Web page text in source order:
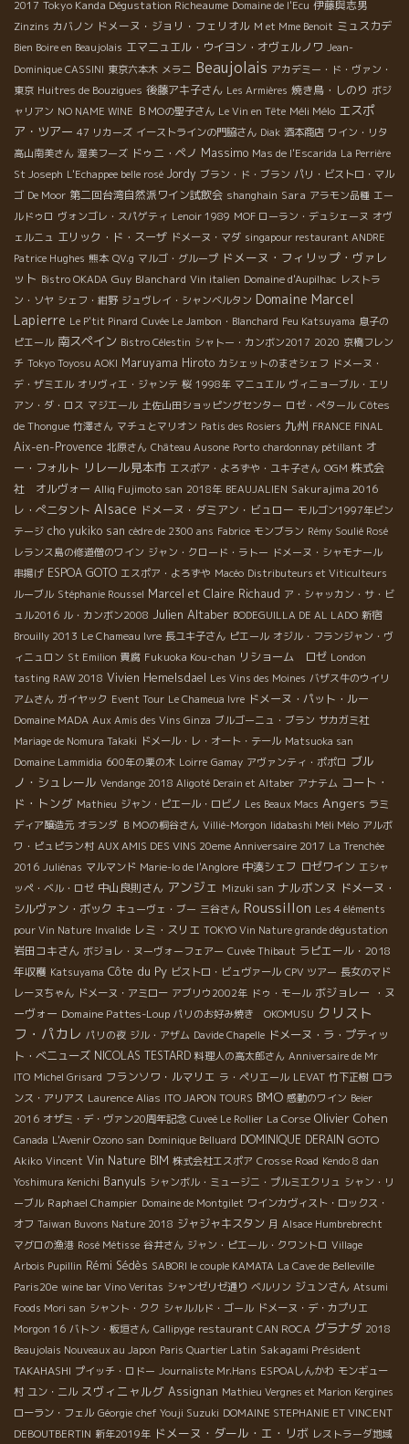
2017 Tokyo Kanda Dégustation Richeaume Domaine de l'Ecu 伊藤與志男
Zinzins カバノン ドメーヌ・ジョリ・フェリオル M et Mme Benoit ミュスカデ
Bien Boire en Beaujolais エマニュエル・ウイヨン・オヴェルノワ Jean-
Dominique CASSINI 東京六本木 メラニ Beaujolais アカデミー・ド・ヴァン・
東京 Huitres de Bouzigues 後藤アキ子さん Les Armières 焼き鳥・しのり ボジ
ャリアン NO NAME WINE ＢＭОの聖子さん Le Vin en Tête Méli Mélo エスポ
ア・ツアー 47 リカーズ イーストラインの門脇さん Diak 酒本商店 ワイン・リタ
高山南美さん 渥美フーズ ドゥニ・ペノ Massimo Mas de l'Escarida La Perrière
St Joseph L'Echappee belle rosé Jordy ブラン・ド・ブラン パリ・ビストロ・マル
ゴ De Moor 第二回台湾自然派ワイン試飲会 shanghain Sara アラモン品種 エー
ルドゥロ ヴォンゴレ・スパゲティ Lenoir 1989 MOF ローラン・デュシェーヌ オヴ
ェルニュ エリック・ド・スーザ ドメーヌ・マダ singapour restaurant ANDRE
Patrice Hughes 熊本 QV.g マルゴ・グループ ドメーヌ・フィリップ・ヴァレ
ット Bistro OKADA Guy Blanchard Vin italien Domaine d'Aupilhac レストラ
ン・ソヤ シェフ・紺野 ジュヴレイ・シャンベルタン Domaine Marcel
Lapierre Le P'tit Pinard Cuvée Le Jambon・Blanchard Feu Katsuyama 息子の
ピエール 南スペイン Bistro Célestin シャトー・カンボン2017 2020 京橋フレン
チ Tokyo Toyosu AOKI Maruyama Hiroto カシェットのまさシェフ ドメーヌ・
デ・ザミエル オリヴィエ・ジャンテ 桜 1998年 マニュエル ヴィニョーブル・エリ
アン・ダ・ロス マジエール 土佐山田ショッピングセンター ロゼ・ぺタール Côtes
de Thongue 竹澤さん マチュとマリオン Patis des Rosiers 九州 FRANCE FINAL
Aix-en-Provence 北原さん Château Ausone Porto chardonnay pétillant オ
ー・フォルト リレール見本市 エスポア・よろずや・ユキ子さん OGM 株式会
社 オルヴォー Alliq Fujimoto san 2018年 BEAUJALIEN Sakurajima 2016
レ・ぺニタント Alsace ドメーヌ・ダミアン・ビュロー モルゴン1997年ビン
テージ cho yukiko san cèdre de 2300 ans Fabrice モンブラン Rémy Soulié Rosé
レランス島の修道僧のワイン ジャン・クロード・ラトー ドメーヌ・シャモナール
串揚げ ESPOA GOTO エスポア・よろずや Macéo Distributeurs et Viticulteurs
ルーブル Stéphanie Roussel Marcel et Claire Richaud ア・シャッカン・サ・ビ
ュル2016 ル・カンボン2008 Julien Altaber BODEGUILLA DE AL LADO 新宿
Brouilly 2013 Le Chameau Ivre 長ユキ子さん ピエール オジル・フランジャン・ヴ
ィニュロン St Emilion 貴腐 Fukuoka Kou-chan リショーム ロゼ London
tasting RAW 2018 Vivien Hemelsdael Les Vins des Moines バザス牛のウイリ
アムさん ガイヤック Event Tour Le Chameua Ivre ドメーヌ・パット・ルー
Domaine MADA Aux Amis des Vins Ginza ブルゴーニュ・ブラン サカガミ社
Mariage de Nomura Takaki ドメール・レ・オート・テール Matsuoka san
Domaine Lammidia 600年の栗の木 Loirre Gamay アヴァンティ・ポポロ ブル
ノ・シュレール Vendange 2018 Aligoté Derain et Altaber アナテム コート・
ド・トング Mathieu ジャン・ピエール・ロビノ Les Beaux Macs Angers ラミ
ディア醸造元 オランダ ＢＭОの桐谷さん Villié-Morgon Iidabashi Méli Mélo アルボ
ワ・ピュピラン村 AUX AMIS DES VINS 20eme Anniversaire 2017 La Trenchée
2016 Juliénas マルマンド Marie-lo de l'Anglore 中湊シェフ ロゼワイン エシャ
ッペ・ベル・ロゼ 中山良則さん アンジェ Mizuki san ナルボンヌ ドメーヌ・
シルヴァン・ボック キューヴェ・ブー 三谷さん Roussillon Les 4 éléments
pour Vin Nature Invalide レミ・スリエ TOKYO Vin Nature grande dégustation
岩田コキさん ボジョレ・ヌーヴォーフェアー Cuvée Thibaut ラピエール・2018
年収穫 Katsuyama Côte du Py ビストロ・ビュヴァール CPV ツアー 長女のマド
レーヌちゃん ドメーヌ・アミロー アブリウ2002年 ドゥ・モール ボジョレー ・ヌ
ーヴォー Domaine Pattes-Loup パリのお好み焼き OKOMUSU クリスト
フ・パカレ パリの夜 ジル・アザム Davide Chapelle ドメーヌ・ラ・プティッ
ト・べニューズ NICOLAS TESTARD 料理人の高太郎さん Anniversaire de Mr
ITO Michel Grisard フランソワ・ルマリエ ラ・ペリエール LEVAT 竹下正樹 ロラ
ンス・アリアス Laurence Alias ITO JAPON TOURS BMO 感動のワイン Beier
2016 オザミ・デ・ヴァン20周年記念 Cuveé Le Rollier La Corse Olivier Cohen
Canada L'Avenir Ozono san Dominique Belluard DOMINIQUE DERAIN GOTO
Akiko Vincent Vin Nature BIM 株式会社エスポア Crosse Road Kendo 8 dan
Yoshimura Kenichi Banyuls シャンボル・ミュージニ・プルミエクリュ シャン・リ
ーブル Raphael Champier Domaine de Montgilet ワインカヴィスト・ロックス・
オフ Taiwan Buvons Nature 2018 ジャジャキスタン 月 Alsace Humbrebrecht
マグロの漁港 Rosé Métisse 谷井さん ジャン・ピエール・クワントロ Village
Arbois Pupillin Rémi Sédès SABORI le couple KAMATA La Cave de Belleville
Paris20e wine bar Vino Veritas シャンゼリゼ通り ベルリン ジュンさん Atsumi
Foods Mori san シャント・クク シャルルド・ゴール ドメーヌ・デ・カプリエ
Morgon 16 バトン・板垣さん Callipyge restaurant CAN ROCA グラナダ 2018
Beaujolais Nouveaux au Japon Paris Quartier Latin Sakagami Président
TAKAHASHI プイッチ・ロドー Journaliste Mr.Hans ESPOAしんかわ モンギュー
村 ユン・ニル スヴィニャルグ Assignan Mathieu Vergnes et Marion Kergines
ローラン・フェル Géorgie chef Youji Suzuki DOMAINE STEPHANIE ET VINCENT
DEBOUTBERTIN 新年2019年 ドメーヌ・ダール・エ・リボ レストラーダ地域